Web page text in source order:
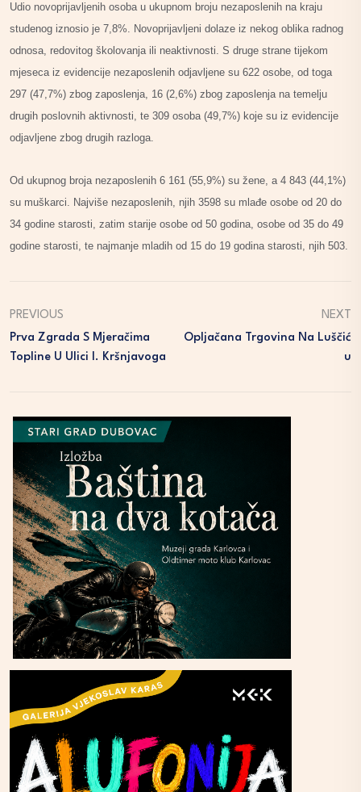
Udio novoprijavljenih osoba u ukupnom broju nezaposlenih na kraju
studenog iznosio je 7,8%. Novoprijavljeni dolaze iz nekog oblika radnog
odnosa, redovitog školovanja ili neaktivnosti. S druge strane tijekom
mjeseca iz evidencije nezaposlenih odjavljene su 622 osobe, od toga
297 (47,7%) zbog zaposlenja, 16 (2,6%) zbog zaposlenja na temelju
drugih poslovnih aktivnosti, te 309 osoba (49,7%) koje su iz evidencije
odjavljene zbog drugih razloga.
Od ukupnog broja nezaposlenih 6 161 (55,9%) su žene, a 4 843 (44,1%)
su muškarci. Najviše nezaposlenih, njih 3598 su mlađe osobe od 20 do
34 godine starosti, zatim starije osobe od 50 godina, osobe od 35 do 49
godine starosti, te najmanje mladih od 15 do 19 godina starosti, njih 503.
PREVIOUS
Prva Zgrada S Mjeračima
Topline U Ulici I. Kršnjavoga
NEXT
Opljačana Trgovina Na Luščić
U